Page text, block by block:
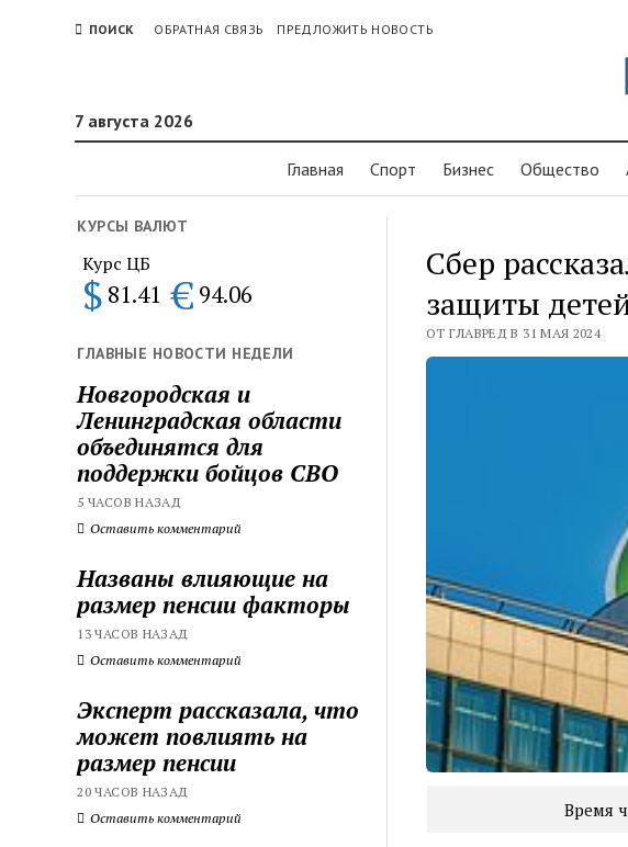
ПОИСК ОБРАТНАЯ СВЯЗЬ ПРЕДЛОЖИТЬ НОВОСТЬ
7 августа 2026
Главная Спорт Бизнес Общество
КУРСЫ ВАЛЮТ
Курс ЦБ
$ 81.41 € 94.06
ГЛАВНЫЕ НОВОСТИ НЕДЕЛИ
Новгородская и
Ленинградская области
объединятся для
поддержки бойцов СВО
5 ЧАСОВ НАЗАД
Оставить комментарий
Названы влияющие на
размер пенсии факторы
13 ЧАСОВ НАЗАД
Оставить комментарий
Эксперт рассказала, что
может повлиять на
размер пенсии
20 ЧАСОВ НАЗАД
Оставить комментарий
Сбер
защиты
ОТ ГЛАВРЕД В 31 МАЯ 2024
Время